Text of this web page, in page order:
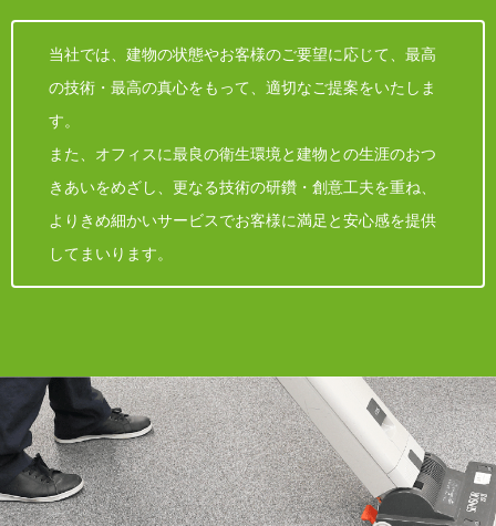
当社では、建物の状態やお客様のご要望に応じて、最高
の技術・最高の真心をもって、適切なご提案をいたしま
す。
また、オフィスに最良の衛生環境と建物との生涯のおつ
きあいをめざし、更なる技術の研鑽・創意工夫を重ね、
よりきめ細かいサービスでお客様に満足と安心感を提供
してまいります。